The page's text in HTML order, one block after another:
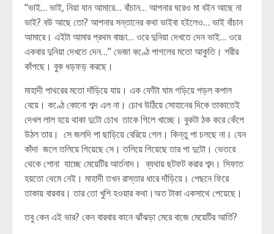
“ভাই… ভাই, নিয়া যান আমারে… বাঁচান… আপনার ঘরেও মা বইন আছে না
ভাই? বউ আছে তো? আপনার সন্তানের কথা ভাইবা হইলেও… ভাই বাঁচান
আমারে। এইটা আমার প্রথম বাচ্চা… ওরে দুনিয়া দেখতে দেন ভাই… ওরে
একবার দুনিয়া দেখতে দেন…” ভেজা কণ্ঠে পাগলের মতো আকুতি। শরীর
কাঁপছে। বুক ধড়ফড় করছে।
মাহাদী পাথরের মতো দাঁড়িয়ে যায়। এক ফোঁটা ঘাম গড়িয়ে পড়ল কপাল
বেয়ে। কণ্ঠে কোনো শব্দ এল না। চোখ উঠিয়ে সোহানের দিকে তাকাতেই
দেখল লাল হয়ে থাকা দুটো চোখ তাকে গিলে খাচ্ছে। বুকটা ঠক করে কেঁপে
উঠল তার। সে জলদি পা ছাড়িয়ে বেরিয়ে গেল। কিন্তু পা চলছে না। যেন
কাঁদা জলে তলিয়ে গিয়েছে সে। তলিয়ে গিয়েছে তার পা দুটো। ভেতরে
থেকে শোনা যাচ্ছে মেয়েটির আর্তনাদ। ব্যথায় ছটফট করার শব্দ। সিফাত
হয়তো থেমে নেই। মাহাদী তখন রাস্তার ধারে দাঁড়িয়ে। পেছনে ফিরে
তাকায় বারবার। তার তো খুশি হওয়ার কথা।অত টাকা একসাথে পেয়েছে।
তবু কেন এই ভার? কেন বারবার কানে ঝাঁঝড়া মেরে বাজে মেয়েটির আর্তি?